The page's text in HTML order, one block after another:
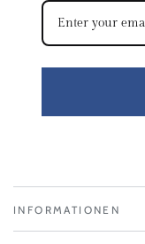
INFORMATIONEN